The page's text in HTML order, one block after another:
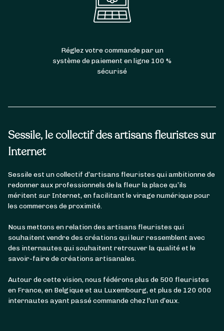
Sessile, le collectif des artisans fleuristes sur
Internet
Sessile est un collectif d’artisans fleuristes qui ambitionne de
redonner aux professionnels de la fleur la place qu’ils
méritent sur Internet, en facilitant le virage numérique pour
les commerces de proximité.
Nous mettons en relation des artisans fleuristes qui
souhaitent vendre des créations qui leur ressemblent avec
des internautes qui souhaitent retrouver la qualité et le
savoir-faire de créations artisanales.
Autour de cette vision, nous fédérons plus de 500 fleuristes
en France, en Belgique et au Luxembourg, et plus de 120 000
internautes ayant passé commande chez l’un d’eux.
Réglez votre commande par un
système de paiement en ligne 100 %
sécurisé